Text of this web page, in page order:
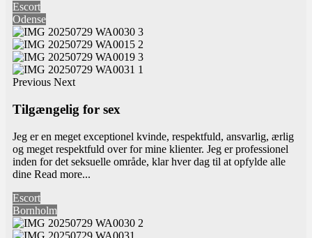
Escort
Odense
Previous Next
Tilgængelig for sex
Jeg er en meget exceptionel kvinde, respektfuld, ansvarlig, ærlig
og meget respektfuld over for mine klienter. Jeg er professionel
inden for det seksuelle område, klar hver dag til at opfylde alle
dine Read more...
Escort
Bornholm